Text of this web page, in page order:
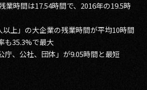
2020
2019
2018
業時間は17.54時間で、2016年の19.5時
以上」の大企業の残業時間が平均10時間
も35.3%で最大
庁、公社、団体」が9.05時間と最短